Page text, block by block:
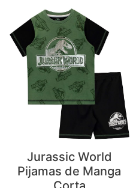
Jurassic World
Pijamas de Manga